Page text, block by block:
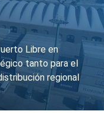
Libre en
tanto para el
regional